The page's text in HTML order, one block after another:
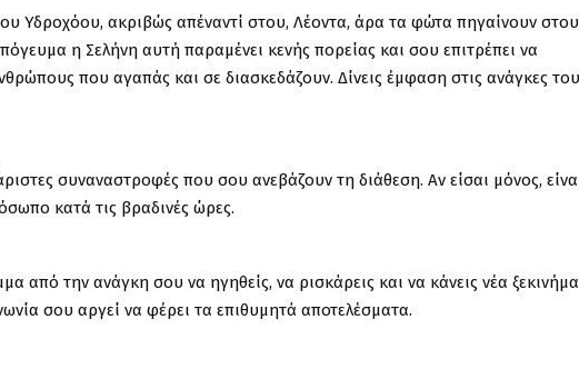
Υδροχόου, ακριβώς απέναντί στου, Λέοντα, άρα τα φώτα πηγαίνουν
η Σελήνη αυτή παραμένει κενής πορείας και σου επιτρέπει να
που αγαπάς και σε διασκεδάζουν. Δίνεις έμφαση στις ανάγκες
συναναστροφές που σου ανεβάζουν τη διάθεση. Αν είσαι μόνος,
κατά τις βραδινές ώρες.
από την ανάγκη σου να ηγηθείς, να ρισκάρεις και να κάνεις νέα
σου αργεί να φέρει τα επιθυμητά αποτελέσματα.